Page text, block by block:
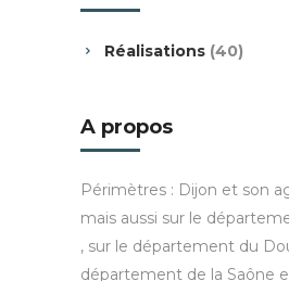
Réalisations (40)
A propos
Périmètres : Dijon et son
mais aussi sur le
, sur le département du
département de la Saône